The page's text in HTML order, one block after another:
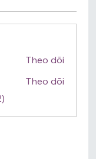
Theo dõi
Theo dõi